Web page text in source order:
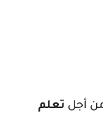
أجل تعلم